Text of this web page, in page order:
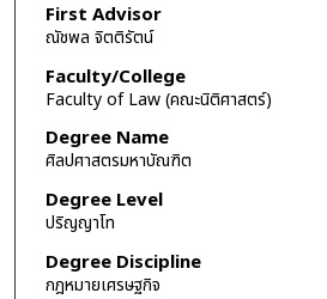
First Advisor
ณัชพล จิตติรัตน์
Faculty/College
Faculty of Law (คณะนิติศาสตร์)
Degree Name
ศิลปศาสตรมหาบัณฑิต
Degree Level
ปริญญาโท
Degree Discipline
กฎหมายเศรษฐกิจ